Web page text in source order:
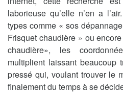
laborieuse qu’elle n’en a
types comme « sos
Frisquet chaudière » ou
chaudière», les
multiplient laissant beaucoup
pressé qui, voulant trouver le
finalement du temps à se